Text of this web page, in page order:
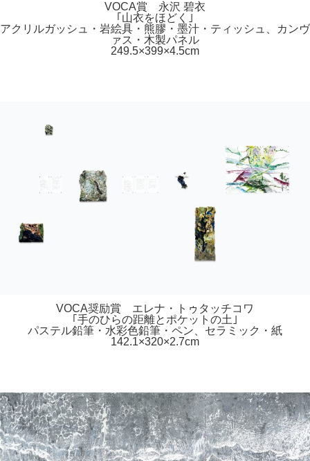
VOCA賞 永沢 碧衣
｢山衣をほどく｣
アクリルガッシュ・岩絵具・熊膠・墨汁・ティッシュ、カンヴ
ァス・木製パネル
249.5×399×4.5cm
VOCA奨励賞 エレナ・トゥタッチコワ
｢手のひらの距離とポケットの土｣
パステル鉛筆・水彩色鉛筆・ペン、セラミック・紙
142.1×320×2.7cm